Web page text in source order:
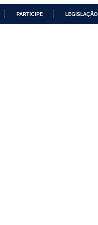
PARTICIPE LEGISLAÇÃO